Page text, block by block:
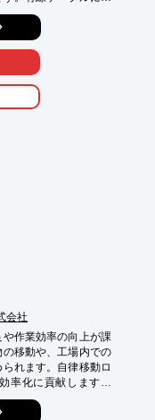
ブルの断線によるデ
MU-4 RS-232Cイン
用PCを無線化し、
多い環境でも安定し
流現場におけるデー
献します。
車）の位置情報追跡
環境データ収集
会社
作業効率の向上が課
移動や、工場内での
れます。自律移動ロ
率化に貢献します。
けで自律移動を実現